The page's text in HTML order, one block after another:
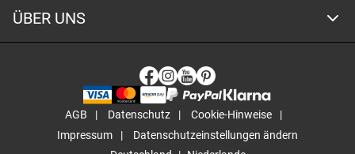
ÜBER UNS
AGB Datenschutz
Cookie-Hinweise
Impressum
Datenschutzeinstellungen ändern